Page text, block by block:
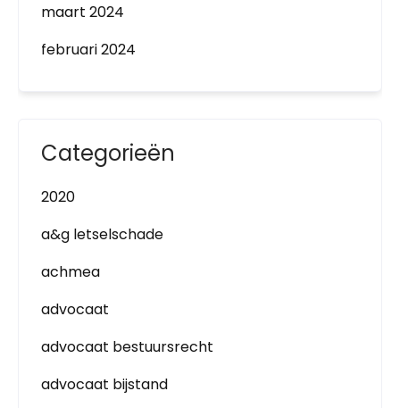
maart 2024
februari 2024
Categorieën
2020
a&g letselschade
achmea
advocaat
advocaat bestuursrecht
advocaat bijstand